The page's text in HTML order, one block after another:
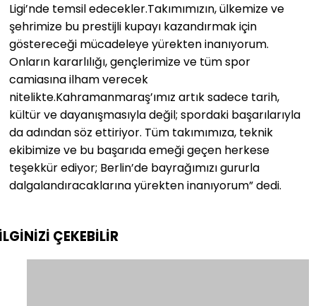
Ligi’nde temsil edecekler.Takımımızın, ülkemize ve
şehrimize bu prestijli kupayı kazandırmak için
göstereceği mücadeleye yürekten inanıyorum.
Onların kararlılığı, gençlerimize ve tüm spor
camiasına ilham verecek
nitelikte.Kahramanmaraş’ımız artık sadece tarih,
kültür ve dayanışmasıyla değil; spordaki başarılarıyla
da adından söz ettiriyor. Tüm takımımıza, teknik
ekibimize ve bu başarıda emeği geçen herkese
teşekkür ediyor; Berlin’de bayrağımızı gururla
dalgalandıracaklarına yürekten inanıyorum” dedi.
ÇEKEBİLİR